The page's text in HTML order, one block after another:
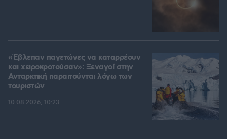
«Έβλεπαν παγετώνες να καταρρέουν
και χειροκροτούσαν»: Ξεναγοί στην
Ανταρκτική παραιτούνται λόγω των
τουριστών
10.08.2026, 10:23